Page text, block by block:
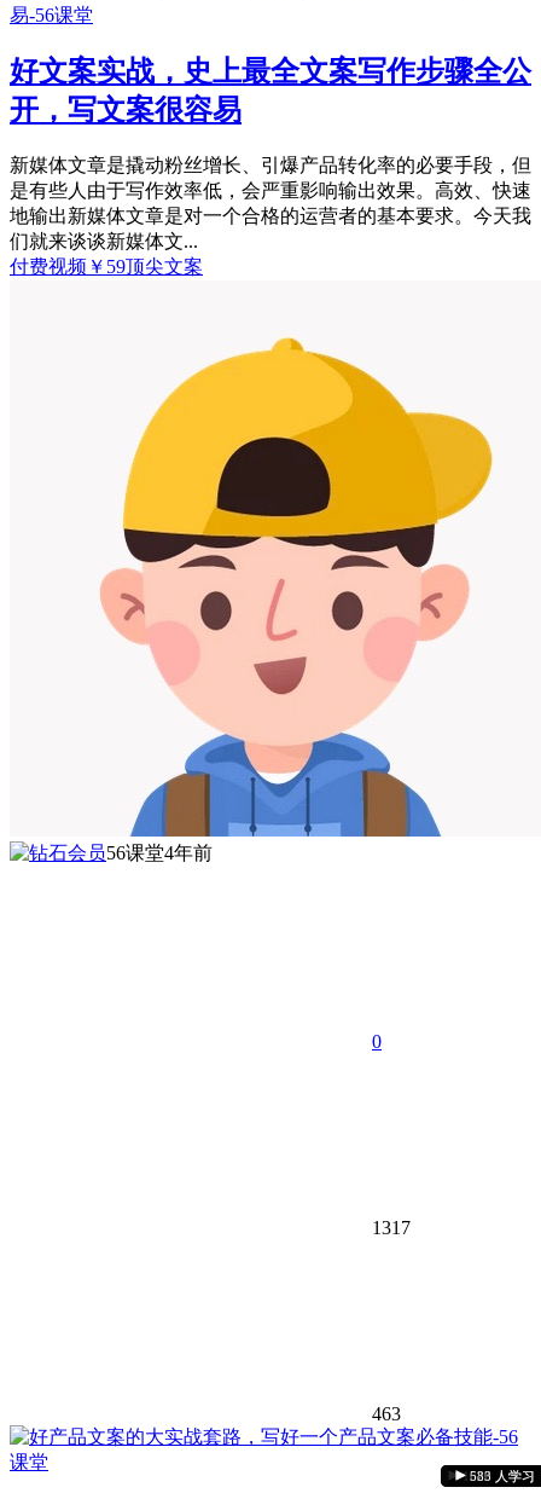
1339 人学习
1046 人学习
1185 人学习
927 人学习
1045 人学习
1731 人学习
925 人学习
882 人学习
1317 人学习
好文案实战，史上最全文案写作步骤全公
开，写文案很容易
新媒体文章是撬动粉丝增长、引爆产品转化率的必要手段，但
是有些人由于写作效率低，会严重影响输出效果。高效、快速
地输出新媒体文章是对一个合格的运营者的基本要求。今天我
们就来谈谈新媒体文...
付费视频 ￥ 59顶尖文案
56课堂4年前
0
1317
463
539 人学习
620 人学习
583 人学习